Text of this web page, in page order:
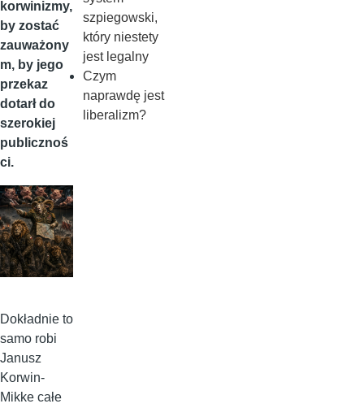
korwinizmy,
by zostać
zauważony
m, by jego
przekaz
dotarł do
szerokiej
publicznoś
ci.
Dokładnie to
samo robi
Janusz
Korwin-
Mikke całe
szpiegowski,
który niestety
jest legalny
Czym
naprawdę jest
liberalizm?